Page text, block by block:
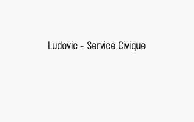
Ludovic - Service Civique